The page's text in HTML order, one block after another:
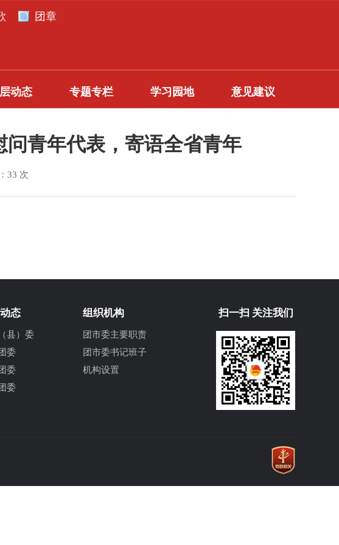
团章
动态 专题专栏 学习园地 意见建议
青年代表，寄语全省青年
33 次
态
县）委
委
委
委
组织机构
团市委主要职责
团市委书记班子
机构设置
扫一扫 关注我们